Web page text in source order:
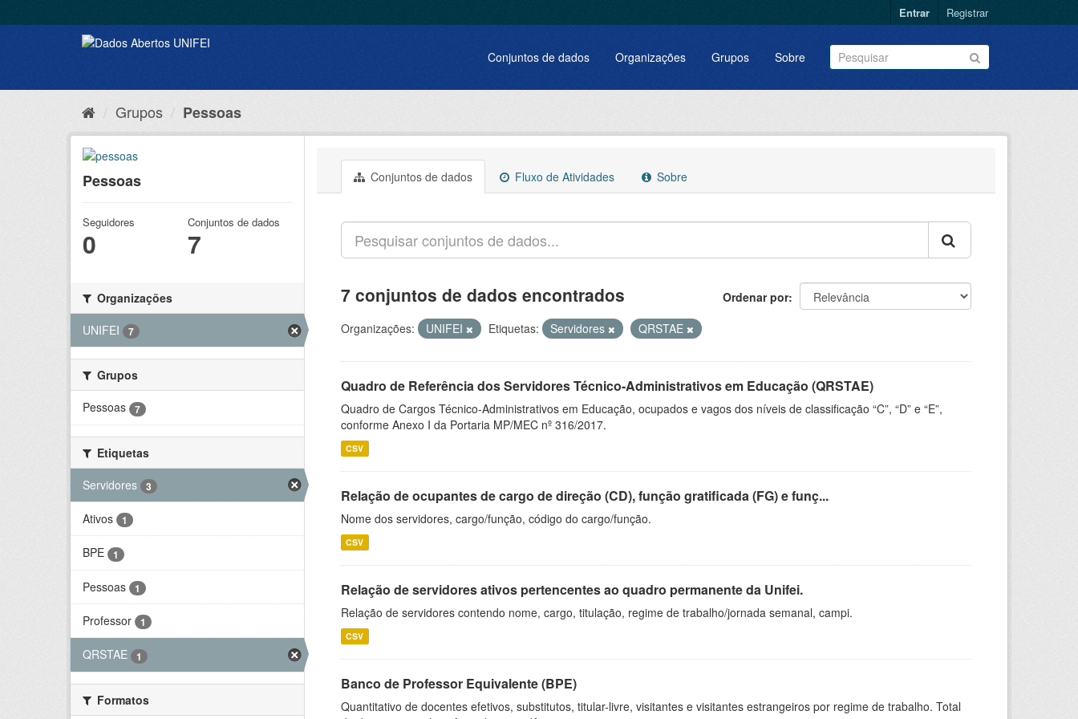
Entrar Registrar
Conjuntos de dados Organizações Grupos Sobre
Grupos Pessoas
Pessoas
Seguidores
0
Conjuntos de dados
7
Organizações
UNIFEI
7
Grupos
Pessoas
7
Etiquetas
Servidores
3
Ativos 1
BPE 1
Pessoas 1
Professor 1
QRSTAE 1
Formatos
Conjuntos de dados Fluxo de Atividades Sobre
Ordenar por
7 conjuntos de dados encontrados
Organizações: UNIFEI Etiquetas: Servidores QRSTAE
Quadro de Referência dos Servidores Técnico-Administrativos em Educação (QRSTAE)
Quadro de Cargos Técnico-Administrativos em Educação, ocupados e vagos dos níveis de classificação “C”, “D” e “E”,
conforme Anexo I da Portaria MP/MEC nº 316/2017.
CSV
Relação de ocupantes de cargo de direção (CD), função gratificada (FG) e funç...
Nome dos servidores, cargo/função, código do cargo/função.
CSV
Relação de servidores ativos pertencentes ao quadro permanente da Unifei.
Relação de servidores contendo nome, cargo, titulação, regime de trabalho/jornada semanal, campi.
CSV
Banco de Professor Equivalente (BPE)
Quantitativo de docentes efetivos, substitutos, titular-livre, visitantes e visitantes estrangeiros por regime de trabalho. Total